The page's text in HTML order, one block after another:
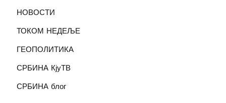
НОВОСТИ
ТОКОМ НЕДЕЉЕ
ГЕОПОЛИТИКА
СРБИНА КјуТВ
СРБИНА блог